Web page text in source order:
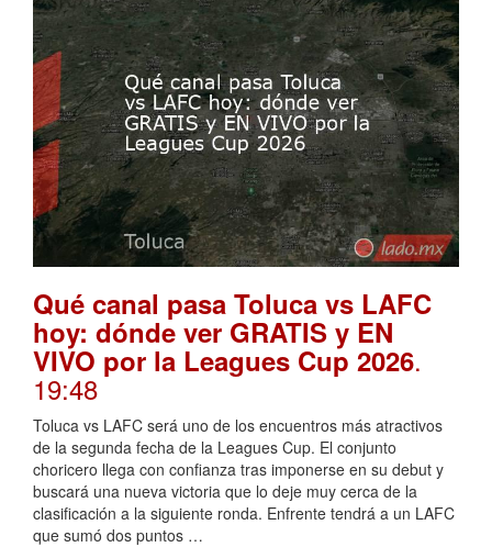
Qué canal pasa Toluca vs LAFC
hoy: dónde ver GRATIS y EN
VIVO por la Leagues Cup 2026.
19:48
Toluca vs LAFC será uno de los encuentros más atractivos
de la segunda fecha de la Leagues Cup. El conjunto
choricero llega con confianza tras imponerse en su debut y
buscará una nueva victoria que lo deje muy cerca de la
clasificación a la siguiente ronda. Enfrente tendrá a un LAFC
que sumó dos puntos …